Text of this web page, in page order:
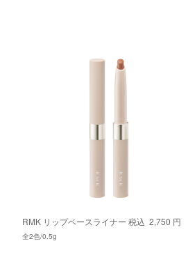
RMK リップベースライナー 税込 2,750 円
全2色/0.5g